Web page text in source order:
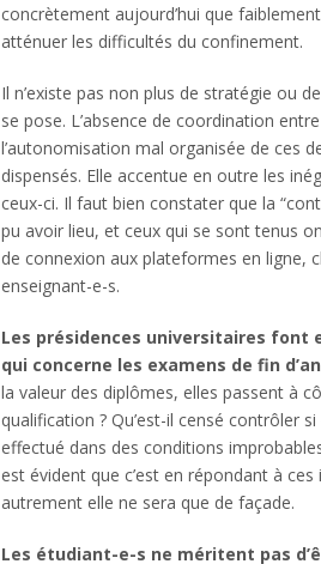
concrètement aujourd’hui que
atténuer les difficultés du confinement.
Il n’existe pas non plus de stratégie ou
se pose. L’absence de coordination
l’autonomisation mal organisée de ces
dispensés. Elle accentue en outre les
ceux-ci. Il faut bien constater que la
pu avoir lieu, et ceux qui se sont tenus
de connexion aux plateformes en ligne,
enseignant-e-s.
Les présidences universitaires font
qui concerne les examens de fin
la valeur des diplômes, elles passent à
qualification ? Qu’est-il censé contrôler
effectué dans des conditions
est évident que c’est en répondant à
autrement elle ne sera que de façade.
Les étudiant-e-s ne méritent pas